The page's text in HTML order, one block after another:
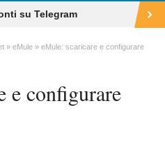
su Telegram
eMule
eMule: scaricare e configurare
e configurare